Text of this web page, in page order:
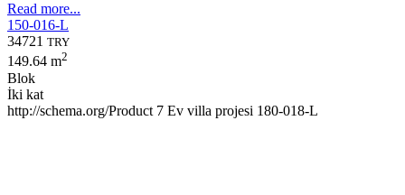
Read more...
150-016-L
34721 TRY
149.64 m2
Blok
İki kat
http://schema.org/Product 7 Ev villa projesi 180-018-L